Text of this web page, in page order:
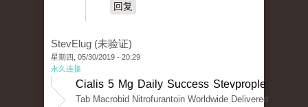
回复
StevElug (未验证)
星期四, 05/30/2019 - 20:29
永久连接
Cialis 5 Mg Daily Success Stevprople
Tab Macrobid Nitrofurantoin Worldwide Delivered